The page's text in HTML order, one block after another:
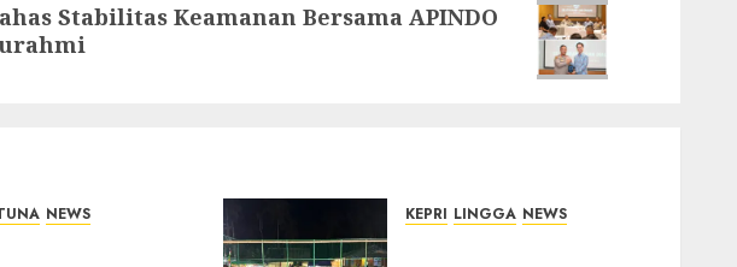
Stabilitas Keamanan Bersama APINDO
NEWS KEPRI LINGGA NEWS